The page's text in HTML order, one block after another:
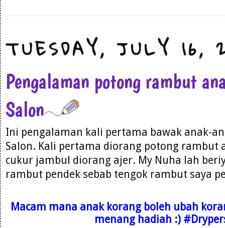
TUESDAY, JULY 16,
Pengalaman potong rambut
Salon
Ini pengalaman kali pertama bawak anak-
Salon. Kali pertama diorang potong rambut
cukur jambul diorang ajer. My Nuha lah
rambut pendek sebab tengok rambut saya
Macam mana anak korang boleh ubah
menang hadiah :)